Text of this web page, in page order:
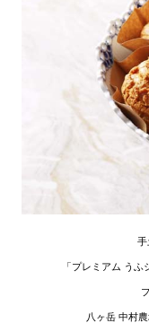
手
「プレミアム うふ
八ヶ岳 中村